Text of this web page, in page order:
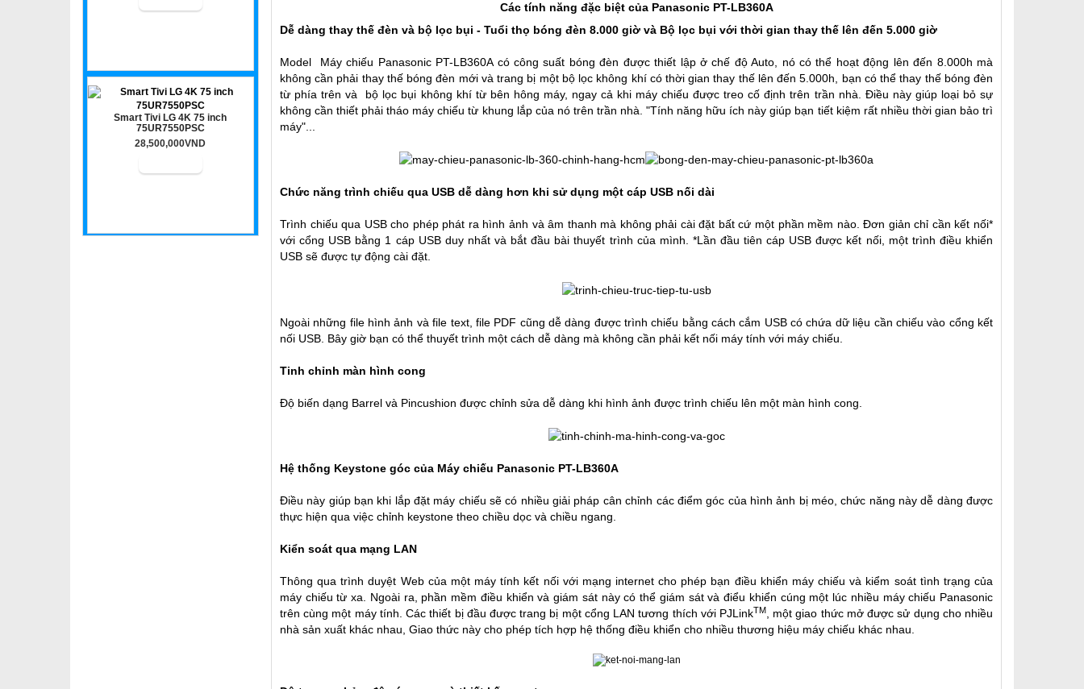
Smart Tivi LG 4K 75 inch
75UR7550PSC
28,500,000VND
Các tính năng đặc biệt của Panasonic PT-LB360A
Dễ dàng thay thế đèn và bộ lọc bụi - Tuổi thọ bóng đèn 8.000 giờ và Bộ lọc bụi với thời gian thay thế lên đến 5.000 giờ
Model Máy chiếu Panasonic PT-LB360Acó công suất bóng đèn được thiết lập ở chế độ Auto, nó có thể hoạt động lên đến 8.000h mà
không cần phải thay thế bóng đèn mới và trang bị một bộ lọc không khí có thời gian thay thế lên đến 5.000h, bạn có thể thay thế bóng đèn
từ phía trên và bộ lọc bụi không khí từ bên hông máy, ngay cả khi máy chiếu được treo cố định trên trần nhà. Điều này giúp loại bỏ sự
không cần thiết phải tháo máy chiếu từ khung lắp của nó trên trần nhà. "Tính năng hữu ích này giúp bạn tiết kiệm rất nhiều thời gian bảo trì
máy"...
Chức năng trình chiếu qua USB dễ dàng hơn khi sử dụng một cáp USB nối dài
Trình chiếu qua USB cho phép phát ra hình ảnh và âm thanh mà không phải cài đặt bất cứ một phần mềm nào. Đơn giản chỉ cần kết nối*
với cổng USB bằng 1 cáp USB duy nhất và bắt đầu bài thuyết trình của mình. *Lần đầu tiên cáp USB được kết nối, một trình điều khiển
USB sẽ được tự động cài đặt.
Ngoài những file hình ảnh và file text, file PDF cũng dễ dàng được trình chiếu bằng cách cắm USB có chứa dữ liệu cần chiếu vào cổng kết
nối USB. Bây giờ bạn có thể thuyết trình một cách dễ dàng mà không cần phải kết nối máy tính với máy chiếu.
Tinh chỉnh màn hình cong
Độ biến dạng Barrel và Pincushion được chỉnh sửa dễ dàng khi hình ảnh được trình chiếu lên một màn hình cong.
Hệ thống Keystone góc của Máy chiếu Panasonic PT-LB360A
Điều này giúp bạn khi lắp đặt máy chiếu sẽ có nhiều giải pháp cân chỉnh các điểm góc của hình ảnh bị méo, chức năng này dễ dàng được
thực hiện qua việc chỉnh keystone theo chiều dọc và chiều ngang.
Kiển soát qua mạng LAN
Thông qua trình duyệt Web của một máy tính kết nối với mạng internet cho phép bạn điều khiển máy chiếu và kiểm soát tình trạng của
máy chiếu từ xa. Ngoài ra, phần mềm điều khiển và giám sát này có thể giám sát và điểu khiển cúng một lúc nhiều máy chiếu Panasonic
trên cùng một máy tính. Các thiết bị đầu được trang bị một cổng LAN tương thích với PJLinkTM
, một giao thức mở được sử dụng cho nhiều
nhà sản xuất khác nhau, Giao thức này cho phép tích hợp hệ thống điều khiển cho nhiều thương hiệu máy chiếu khác nhau.